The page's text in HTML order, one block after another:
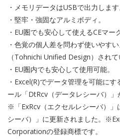
・メモリデータはUSBで出力します
・堅牢・強固なアルミボディ。
・EU圏でも安心して使えるCEマー
・色覚の個人差を問わず使いやす
（Tohnichi Unified Design）されて
・EU圏内でも安心して使用可能。
・Excel(R)でデータ管理を可能に
ール「DtRcv（データレシーバ）」
※「ExRcv（エクセルレシーバ）
シーバ）」に更新されました。
Corporationの登録商標です。